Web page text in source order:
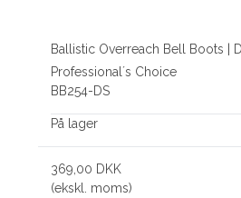
Ballistic Overreach Bell Boots |
Professional´s Choice
BB254-DS
På lager
369,00 DKK
(ekskl. moms)